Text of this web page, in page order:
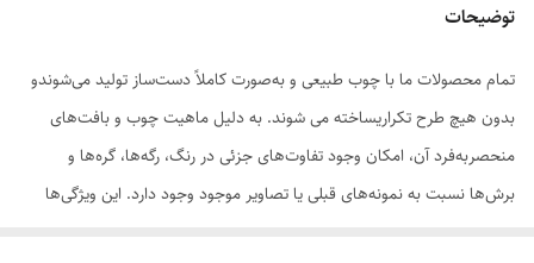
توضیحات
تمام محصولات ما با چوب طبیعی و به‌صورت کاملاً دست‌ساز تولید می‌شوندو
بدون هیچ طرح تکراریساخته می شوند. به دلیل ماهیت چوب و بافت‌های
منحصر‌به‌فرد آن، امکان وجود تفاوت‌های جزئی در رنگ، رگه‌ها، گره‌ها و
برش‌ها نسبت به نمونه‌های قبلی یا تصاویر موجود وجود دارد. این ویژگی‌ها